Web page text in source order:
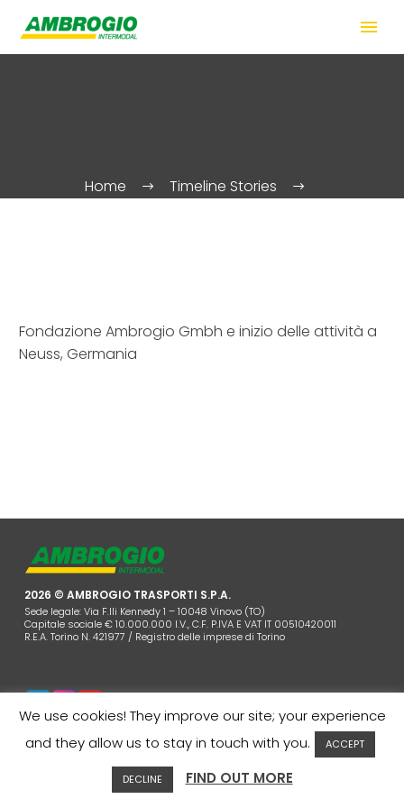
Home Timeline Stories
Fondazione Ambrogio Gmbh e inizio delle attività a
Neuss, Germania
2026 © AMBROGIO TRASPORTI S.P.A.
Sede legale: Via F.lli Kennedy 1 – 10048 Vinovo (TO)
Capitale sociale € 10.000.000 I.V., C.F. P.IVA E VAT IT 00510420011
R.E.A. Torino N. 421977 / Registro delle imprese di Torino
COOKIES POLICY PRIVACY
AREA CLIENTI WHISTLEBLOWING
We use cookies! They improve our site; your experience
and they allow us to stay in touch with you.
ACCEPT
DECLINE FIND OUT MORE